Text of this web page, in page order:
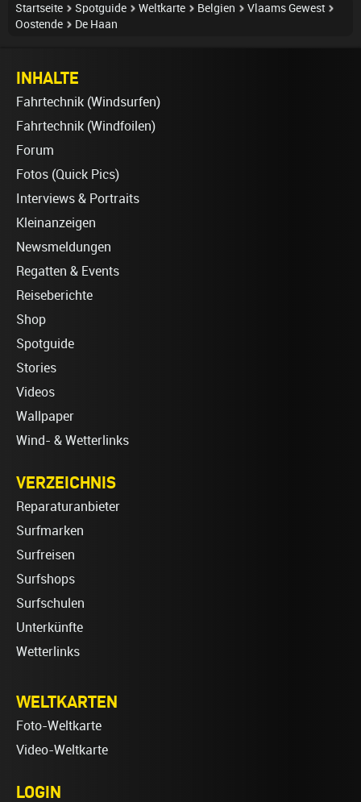
Startseite Spotguide Weltkarte Belgien
Vlaams Gewest
Oostende
De Haan
INHALTE
Fahrtechnik (Windsurfen)
Fahrtechnik (Windfoilen)
Forum
Fotos (Quick Pics)
Interviews & Portraits
Kleinanzeigen
Newsmeldungen
Regatten & Events
Reiseberichte
Shop
Spotguide
Stories
Videos
Wallpaper
Wind- & Wetterlinks
VERZEICHNIS
Reparaturanbieter
Surfmarken
Surfreisen
Surfshops
Surfschulen
Unterkünfte
Wetterlinks
WELTKARTEN
Foto-Weltkarte
Video-Weltkarte
LOGIN